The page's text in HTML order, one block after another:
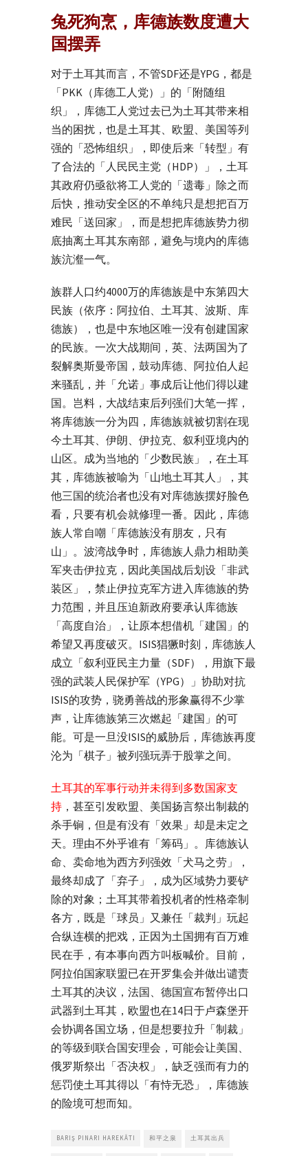
兔死狗烹，库德族数度遭大
国摆弄
对于土耳其而言，不管SDF还是YPG，都是
「PKK（库德工人党）」的「附随组
织」，库德工人党过去已为土耳其带来相
当的困扰，也是土耳其、欧盟、美国等列
强的「恐怖组织」，即使后来「转型」有
了合法的「人民民主党（HDP）」，土耳
其政府仍亟欲将工人党的「遗毒」除之而
后快，推动安全区的不单纯只是想把百万
难民「送回家」，而是想把库德族势力彻
底抽离土耳其东南部，避免与境内的库德
族沆瀣一气。
族群人口约4000万的库德族是中东第四大
民族（依序：阿拉伯、土耳其、波斯、库
德族），也是中东地区唯一没有创建国家
的民族。一次大战期间，英、法两国为了
裂解奥斯曼帝国，鼓动库德、阿拉伯人起
来骚乱，并「允诺」事成后让他们得以建
国。岂料，大战结束后列强们大笔一挥，
将库德族一分为四，库德族就被切割在现
今土耳其、伊朗、伊拉克、叙利亚境内的
山区。成为当地的「少数民族」，在土耳
其，库德族被喻为「山地土耳其人」，其
他三国的统治者也没有对库德族摆好脸色
看，只要有机会就修理一番。因此，库德
族人常自嘲「库德族没有朋友，只有
山」。波湾战争时，库德族人鼎力相助美
军夹击伊拉克，因此美国战后划设「非武
装区」，禁止伊拉克军方进入库德族的势
力范围，并且压迫新政府要承认库德族
「高度自治」，让原本想借机「建国」的
希望又再度破灭。ISIS猖獗时刻，库德族人
成立「叙利亚民主力量（SDF），用旗下最
强的武装人民保护军（YPG）」协助对抗
ISIS的攻势，骁勇善战的形象赢得不少掌
声，让库德族第三次燃起「建国」的可
能。可是一旦没ISIS的威胁后，库德族再度
沦为「棋子」被列强玩弄于股掌之间。
土耳其的军事行动并未得到多数国家支
持 ，甚至引发欧盟、美国扬言祭出制裁的
杀手锏，但是有没有「效果」却是未定之
天。理由不外乎谁有「筹码」。库德族认
命、卖命地为西方列强效「犬马之劳」，
最终却成了「弃子」，成为区域势力要铲
除的对象；土耳其带着投机者的性格牵制
各方，既是「球员」又兼任「裁判」玩起
合纵连横的把戏，正因为土国拥有百万难
民在手，有本事向西方叫板喊价。目前，
阿拉伯国家联盟已在开罗集会并做出谴责
土耳其的决议，法国、德国宣布暂停出口
武器到土耳其，欧盟也在14日于卢森堡开
会协调各国立场，但是想要拉升「制裁」
的等级到联合国安理会，可能会让美国、
俄罗斯祭出「否决权」，缺乏强而有力的
惩罚使土耳其得以「有恃无恐」，库德族
的险境可想而知。
BARIŞ PINARI HAREKÂTI 和平之泉 土耳其出兵